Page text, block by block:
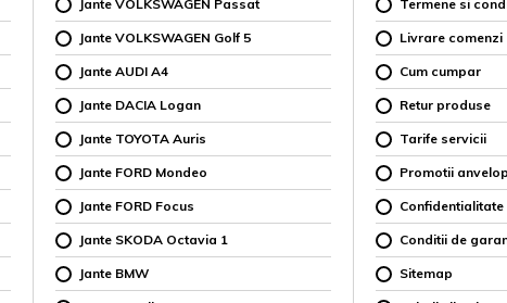
Jante VOLKSWAGEN Passat
Jante VOLKSWAGEN Golf 5
Jante AUDI A4
Jante DACIA Logan
Jante TOYOTA Auris
Jante FORD Mondeo
Jante FORD Focus
Jante SKODA Octavia 1
Jante BMW
Termene si
Livrare comenzi
Cum cumpar
Retur produse
Tarife servicii
Promotii
Confidentialitate
Conditii de
Sitemap